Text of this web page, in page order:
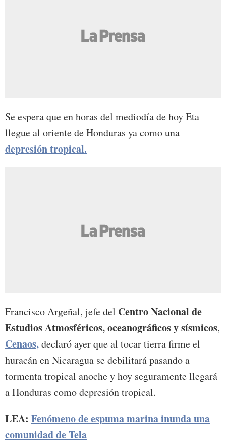
Se espera que en horas del mediodía de hoy Eta
llegue al oriente de Honduras ya como una
depresión tropical.
Francisco Argeñal, jefe del Centro Nacional de
Estudios Atmosféricos, oceanográficos y sísmicos,
Cenaos,declaró ayer que al tocar tierra firme el
huracán en Nicaragua se debilitará pasando a
tormenta tropical anoche y hoy seguramente llegará
a Honduras como depresión tropical.
LEA: Fenómeno de espuma marina inunda una
comunidad de Tela